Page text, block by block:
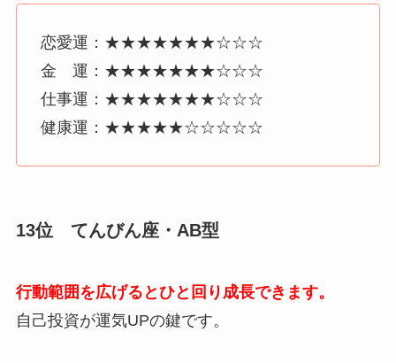
恋愛運：★★★★★★★☆☆☆
金 運：★★★★★★★☆☆☆
仕事運：★★★★★★★☆☆☆
健康運：★★★★★☆☆☆☆☆
13位 てんびん座・AB型
行動範囲を広げるとひと回り成長できます。
自己投資が運気UPの鍵です。